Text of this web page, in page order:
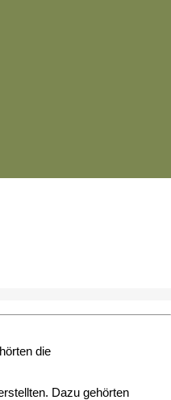
die
Dazu gehörten